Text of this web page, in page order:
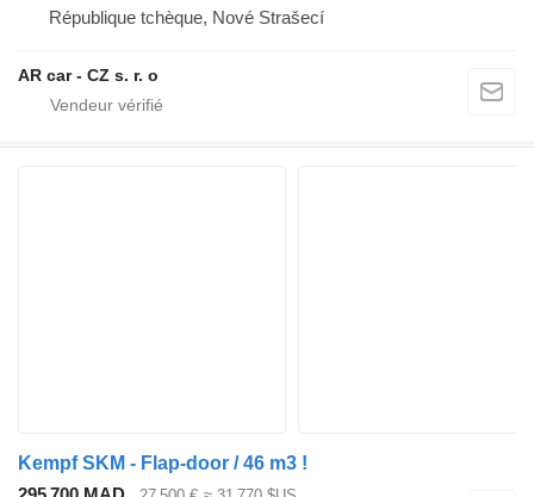
République tchèque, Nové Strašecí
AR car - CZ s. r. o
Kempf SKM - Flap-door / 46 m3 !